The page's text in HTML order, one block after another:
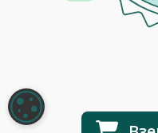
НАСТРОЙКИ НА